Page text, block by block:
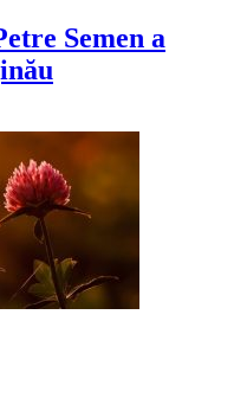
Semen a